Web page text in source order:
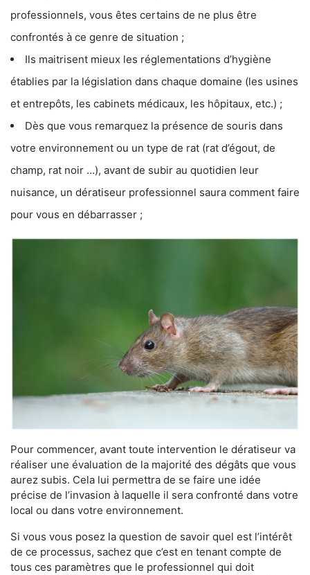
professionnels, vous êtes certains de ne plus être
confrontés à ce genre de situation ;
Ils maitrisent mieux les réglementations d’hygiène
établies par la législation dans chaque domaine (les usines
et entrepôts, les cabinets médicaux, les hôpitaux, etc.) ;
Dès que vous remarquez la présence de souris dans
votre environnement ou un type de rat (rat d’égout, de
champ, rat noir …), avant de subir au quotidien leur
nuisance, un dératiseur professionnel saura comment faire
pour vous en débarrasser ;
Pour commencer, avant toute intervention le dératiseur va
réaliser une évaluation de la majorité des dégâts que vous
aurez subis. Cela lui permettra de se faire une idée
précise de l’invasion à laquelle il sera confronté dans votre
local ou dans votre environnement.
Si vous vous posez la question de savoir quel est l’intérêt
de ce processus, sachez que c’est en tenant compte de
tous ces paramètres que le professionnel qui doit